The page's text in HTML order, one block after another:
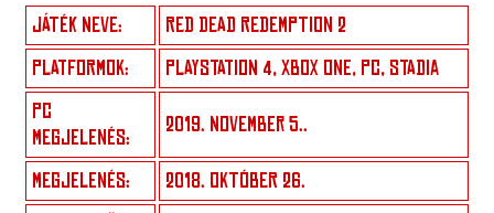
JÁTÉK NEVE:
RED DEAD REDEMPTION 2
PLATFORMOK:
PLAYSTATION 4, XBOX ONE, PC, STADIA
PC
MEGJELENÉS:
2019. NOVEMBER 5..
MEGJELENÉS:
2018. OKTÓBER 26.